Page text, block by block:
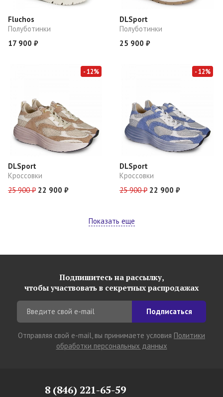
Fluchos
Полуботинки
17 900 ₽
DLSport
Полуботинки
25 900 ₽
- 12%
DLSport
Кроссовки
25 900 ₽ 22 900 ₽
- 12%
DLSport
Кроссовки
25 900 ₽ 22 900 ₽
Показать еще
Подпишитесь на рассылку,
чтобы участвовать в секретных распродажах
Подписаться
Отправляя свой e-mail, вы принимаете условия Политики
обработки персональных данных
8 (846) 221-65-59